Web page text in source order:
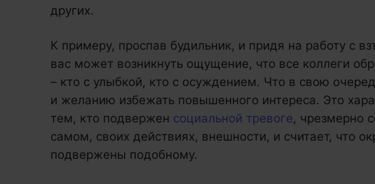
других.
К примеру, проспав будильник, и придя на работу с
вас может возникнуть ощущение, что все коллеги
– кто с улыбкой, кто с осуждением. Что в свою
и желанию избежать повышенного интереса. Это
тем, кто подвержен социальной тревоге, чрезмерно
самом, своих действиях, внешности, и считает, что
подвержены подобному.